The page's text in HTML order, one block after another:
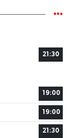
21:30
19:00
19:00
21:30